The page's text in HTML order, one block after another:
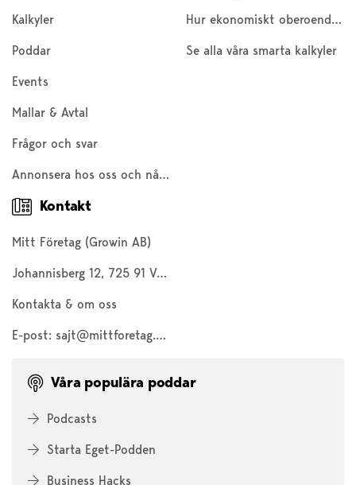
Kalkyler
Poddar
Events
Mallar & Avtal
Frågor och svar
Annonsera hos oss och nå 200 000 företagare och entreprenörer
Hur ekonomiskt oberoende är du?
Se alla våra smarta kalkyler
Kontakt
Mitt Företag (Growin AB)
Johannisberg 12, 725 91 Västerås
Kontakta & om oss
E-post: sajt@mittforetag.com
Våra populära poddar
Podcasts
Starta Eget-Podden
Business Hacks